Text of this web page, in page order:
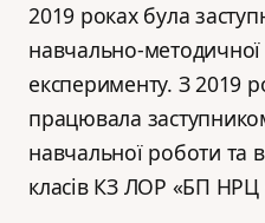
2019 роках була
навчально-
експерименту. З 2019
працювала
навчальної роботи та
класів КЗ ЛОР «БП